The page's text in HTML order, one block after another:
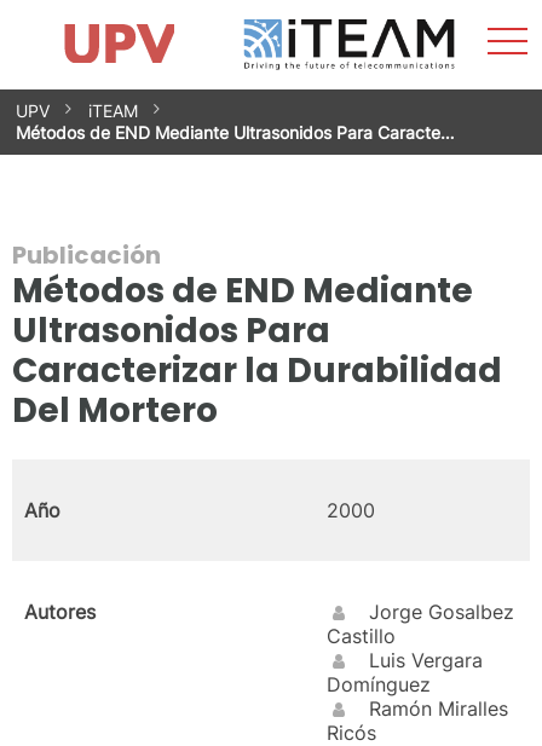
Saltar
contenido
Impacto
Grupos de investigación
Instalaciones
Spin-offs
Contacto
Prácticas
Noticias
Unidad de Igualdad
UPV
iTEAM
Métodos de END Mediante Ultrasonidos Para Caracte…
Publicación
Métodos de END Mediante
Ultrasonidos Para
Caracterizar la Durabilidad
Del Mortero
Año 2000
Autores
Jorge Gosalbez
Castillo
Luis Vergara
Domínguez
Ramón Miralles
Ricós